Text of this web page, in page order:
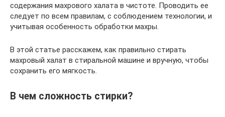
содержания махрового халата в чистоте. Проводить ее
следует по всем правилам, с соблюдением технологии, и
учитывая особенность обработки махры.
В этой статье расскажем, как правильно стирать
махровый халат в стиральной машине и вручную, чтобы
сохранить его мягкость.
В чем сложность стирки?